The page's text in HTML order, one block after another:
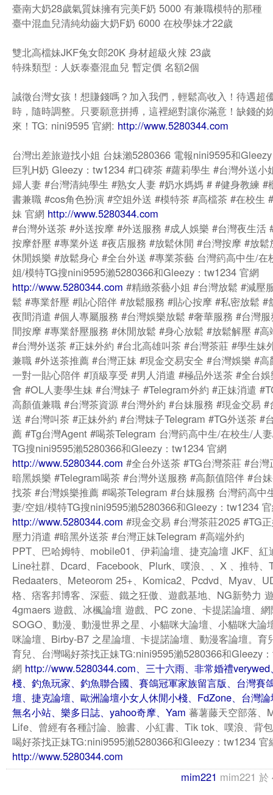
臺南大奶28歲氣質妹擁有完美F奶 5000 有兼職模特的那種
臺中混血兒清純幼齒大奶F奶 6000 在校學妹才22歲
雙北高檔妹JKF兔女郎20K 身材超級火辣 23歲
特殊類型：人妖泰臺混血兒 暫定價 名額2個
誠徵台灣女孩！想賺錢嗎？加入我們，輕鬆高收入！待遇超
時，隨時調整。只要願意拼搏，這裡絕對讓你滿意！缺錢的
來！TG: nini9595 官網: http://www.5280344.com
台灣出差旅遊找小姐 台妹瀨5280366 電報nini9595和
巨乳H奶 Gleezy：tw1234 #口碑茶 #蘿莉學生 #台灣外送小
婦人妻 #台灣清純學生 #熟女人妻 #奶水媽媽 # #健身教練 #
書兼職 #cos角色扮演 #空姐外送 #模特茶 #高檔茶 #在校生
妹 官網 http://www.5280344.com
#台灣外送茶 #外送按摩 #外送服務 #成人娛樂 #台灣夜生活
按摩舒壓 #專業外送 #夜店服務 #放鬆休閒 #台灣按摩 #放鬆
休閒娛樂 #放鬆身心 #全台外送 #專業茶藝 台灣箹高中生/在
姐/模特TG搜nini9595瀨5280366和Gleezy：tw1234 官網
http://www.5280344.com #精緻茶藝小姐 #台灣放鬆 #減壓
鬆 #專業舒壓 #貼心陪伴 #放鬆服務 #貼心按摩 #私密放鬆 #
夜間消遣 #個人專屬服務 #台灣娛樂放鬆 #奢華服務 #台灣
間按摩 #專業舒壓服務 #休閒放鬆 #身心放鬆 #放鬆解壓 #高
#台灣外送茶 #正妹外約 #台北高雄叫茶 #台灣茶莊 #學生妹
兼職 #外送茶推薦 #台灣正妹 #現金交易安全 #台灣娛樂 #高
一對一貼心陪伴 #頂級享受 #男人消遣 #極品外送茶 #全台
會 #OL人妻學生妹 #台灣妹子 #Telegram外約 #正妹消遣
高顏值兼職 #台灣茶資源 #台灣外約 #台妹服務 #現金交易 #
送 #台灣叫茶 #正妹外約 #台灣妹子Telegram #TG外送茶 #
薦 #Tg台灣Agent #喝茶Telegram 台灣箹高中生/在校生/人
TG搜nini9595瀨5280366和Gleezy：tw1234 官網
http://www.5280344.com #全台外送茶 #TG台灣茶莊 #台灣
暗黑娛樂 #Telegram喝茶 #台灣外送服務 #高顏值陪伴 #台
找茶 #台灣娛樂推薦 #喝茶Telegram #台妹服務 台灣箹高中
妻/空姐/模特TG搜nini9595瀨5280366和Gleezy：tw1234
http://www.5280344.com #現金交易 #台灣茶莊2025 #TG
壓力消遣 #暗黑外送茶 #台灣正妹Telegram #高端外約
PPT、巴哈姆特、mobile01、伊莉論壇、捷克論壇 JKF、紅
Line社群、Dcard、Facebook、Plurk、噗浪、、X 、推特、
Redaaters、Meteorom 25+、Komica2、Pcdvd、Myav、
格、痞客邦博客、深藍、鐵之狂傲、遊戲基地、NG新勢力
4gmaers 遊戲、冰楓論壇 遊戲、PC zone、卡提諾論壇、
SOGO、動漫、動漫世界之星、小貓咪大論壇、小貓咪大論
咪論壇、Birby-B7 之星論壇、卡提諾論壇、動漫客論壇。育
育兒、台灣喝好茶找正妹TG:nini9595瀨5280366和Gleezy
網 http://www.5280344.com、三十六雨、非常婚禮verywed
棧、釣魚玩家、釣魚聯合國、賽鴿冠軍家族留言版、台灣賽
壇、捷克論壇、歐洲論壇小女人休閒小棧、FdZone、台灣
無名小站、樂多日誌、yahoo奇摩、Yam 蕃薯藤天空部落、
Life、曾經有各種討論、臉書、小紅書、Tik tok、噗浪、背
喝好茶找正妹TG:nini9595瀨5280366和Gleezy：tw1234 官
http://www.5280344.com
mim221 mim221 於